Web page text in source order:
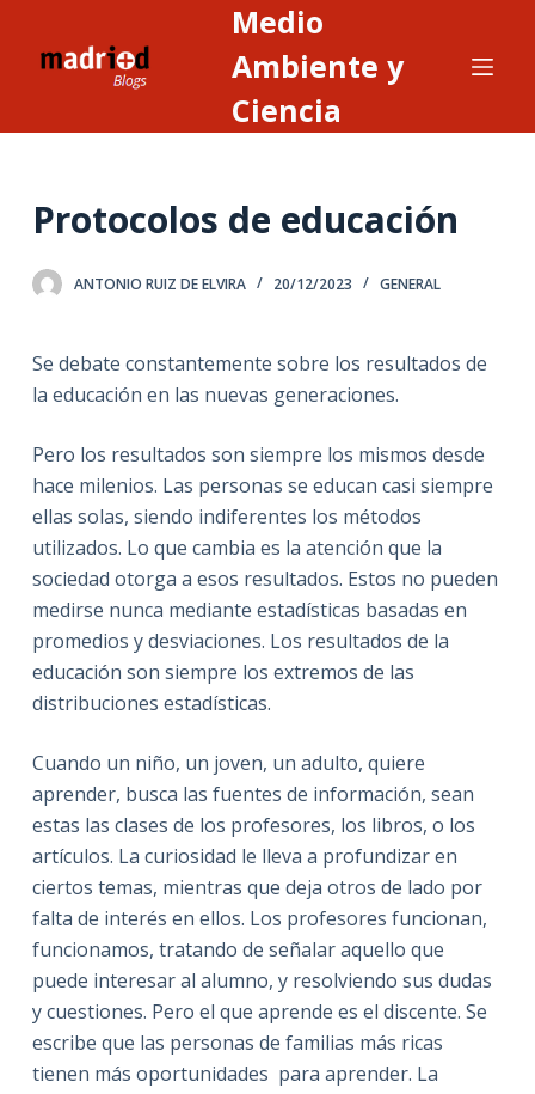
e
d
o
Medio
Ambiente y
Ciencia
Protocolos de educación
ANTONIO RUIZ DE ELVIRA 20/12/2023 GENERAL
Se debate constantemente sobre los resultados de
la educación en las nuevas generaciones.
Pero los resultados son siempre los mismos desde
hace milenios. Las personas se educan casi siempre
ellas solas, siendo indiferentes los métodos
utilizados. Lo que cambia es la atención que la
sociedad otorga a esos resultados. Estos no pueden
medirse nunca mediante estadísticas basadas en
promedios y desviaciones. Los resultados de la
educación son siempre los extremos de las
distribuciones estadísticas.
Cuando un niño, un joven, un adulto, quiere
aprender, busca las fuentes de información, sean
estas las clases de los profesores, los libros, o los
artículos. La curiosidad le lleva a profundizar en
ciertos temas, mientras que deja otros de lado por
falta de interés en ellos. Los profesores funcionan,
funcionamos, tratando de señalar aquello que
puede interesar al alumno, y resolviendo sus dudas
y cuestiones. Pero el que aprende es el discente. Se
escribe que las personas de familias más ricas
tienen más oportunidades para aprender. La